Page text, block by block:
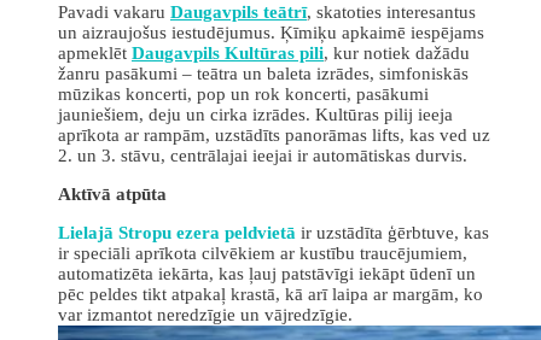
Pavadi vakaru Daugavpils teātrī, skatoties interesantus
un aizraujošus iestudējumus. Ķīmiķu apkaimē iespējams
apmeklēt Daugavpils Kultūras pili, kur notiek dažādu
žanru pasākumi – teātra un baleta izrādes, simfoniskās
mūzikas koncerti, pop un rok koncerti, pasākumi
jauniešiem, deju un cirka izrādes. Kultūras pilij ieeja
aprīkota ar rampām, uzstādīts panorāmas lifts, kas ved uz
2. un 3. stāvu, centrālajai ieejai ir automātiskas durvis.
Aktīvā atpūta
Lielajā Stropu ezera peldvietā ir uzstādīta ģērbtuve, kas
ir speciāli aprīkota cilvēkiem ar kustību traucējumiem,
automatizēta iekārta, kas ļauj patstāvīgi iekāpt ūdenī un
pēc peldes tikt atpakaļ krastā, kā arī laipa ar margām, ko
var izmantot neredzīgie un vājredzīgie.